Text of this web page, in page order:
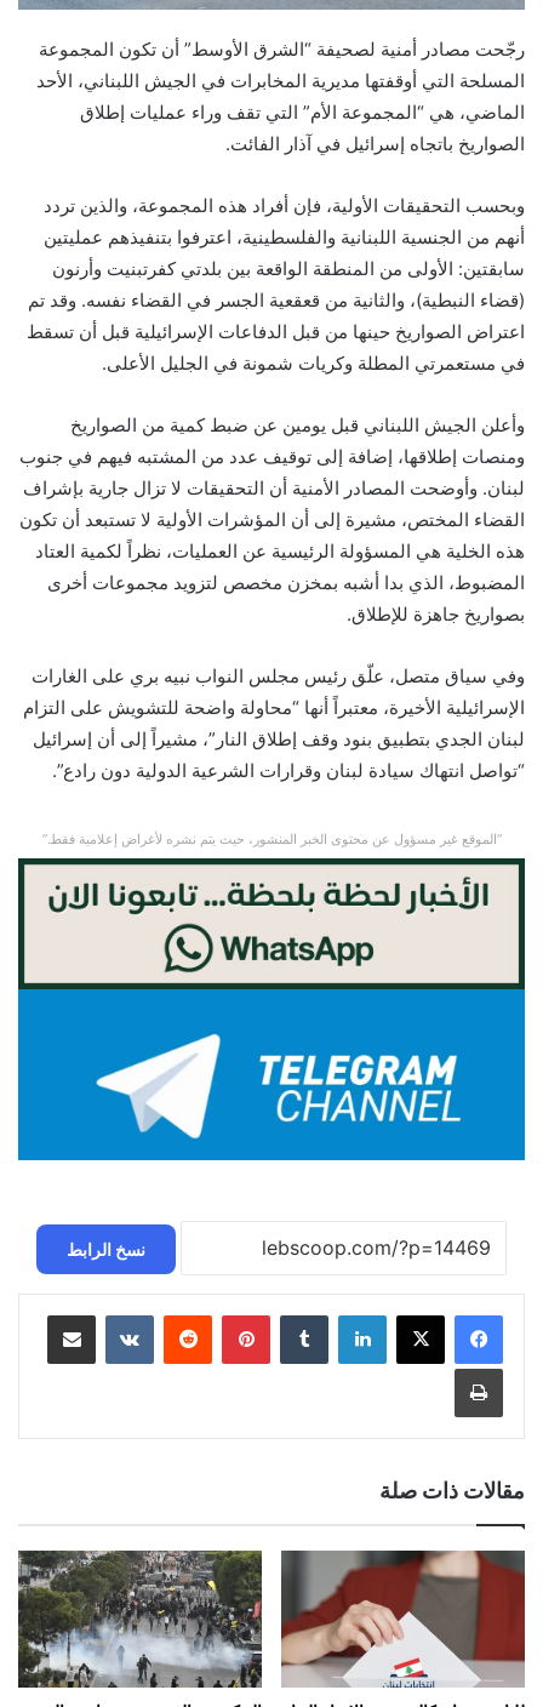
رجّحت مصادر أمنية لصحيفة “الشرق الأوسط” أن تكون المجموعة
المسلحة التي أوقفتها مديرية المخابرات في الجيش اللبناني، الأحد
الماضي، هي “المجموعة الأم” التي تقف وراء عمليات إطلاق
الصواريخ باتجاه إسرائيل في آذار الفائت.
وبحسب التحقيقات الأولية، فإن أفراد هذه المجموعة، والذين تردد
أنهم من الجنسية اللبنانية والفلسطينية، اعترفوا بتنفيذهم عمليتين
سابقتين: الأولى من المنطقة الواقعة بين بلدتي كفرتبنيت وأرنون
(قضاء النبطية)، والثانية من قعقعية الجسر في القضاء نفسه. وقد تم
اعتراض الصواريخ حينها من قبل الدفاعات الإسرائيلية قبل أن تسقط
في مستعمرتي المطلة وكريات شمونة في الجليل الأعلى.
وأعلن الجيش اللبناني قبل يومين عن ضبط كمية من الصواريخ
ومنصات إطلاقها، إضافة إلى توقيف عدد من المشتبه فيهم في جنوب
لبنان. وأوضحت المصادر الأمنية أن التحقيقات لا تزال جارية بإشراف
القضاء المختص، مشيرة إلى أن المؤشرات الأولية لا تستبعد أن تكون
هذه الخلية هي المسؤولة الرئيسية عن العمليات، نظراً لكمية العتاد
المضبوط، الذي بدا أشبه بمخزن مخصص لتزويد مجموعات أخرى
بصواريخ جاهزة للإطلاق.
وفي سياق متصل، علّق رئيس مجلس النواب نبيه بري على الغارات
الإسرائيلية الأخيرة، معتبراً أنها “محاولة واضحة للتشويش على التزام
لبنان الجدي بتطبيق بنود وقف إطلاق النار”، مشيراً إلى أن إسرائيل
“تواصل انتهاك سيادة لبنان وقرارات الشرعية الدولية دون رادع”.
“الموقع غير مسؤول عن محتوى الخبر المنشور، حيث يتم نشره لأغراض إعلامية فقط.”
نسخ الرابط
لينكدإن بينتيريست مشاركة عبر البريد
طباعة
مقالات ذات صلة